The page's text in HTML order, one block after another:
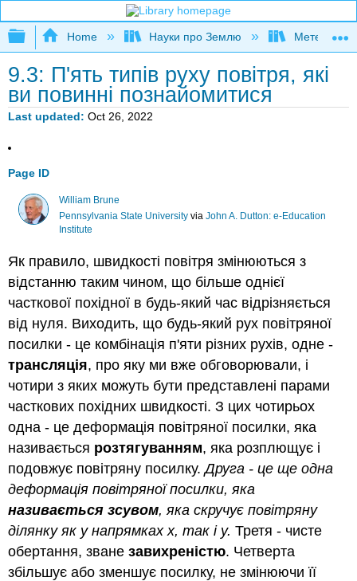
Expand/collapse global hierarchy
Home Науки про Землю
9.3: П'ять типів руху повітря, які
ви повинні познайомитися
Last updated Oct 26, 2022
Page ID
William Brune
Pennsylvania State Universityvia John A. Dutton: e-Education
Institute
Як правило, швидкості повітря змінюються з
відстанню таким чином, що більше однієї
часткової похідної в будь-який час відрізняється
від нуля. Виходить, що будь-який рух повітряної
посилки - це комбінація п'яти різних рухів, одне -
трансляція, про яку ми вже обговорювали, і
чотири з яких можуть бути представлені парами
часткових похідних швидкості. З цих чотирьох
одна - це деформація повітряної посилки, яка
називається розтягуванням, яка розплющує і
подовжує повітряну посилку.Друга - це ще одна
деформація повітряної посилки, яка
називається зсувом, яка скручує повітряну
ділянку як у напрямкахx, так і у. Третя - чисте
обертання, званезавихреністю. Четверта
збільшує або зменшує посилку, не змінюючи її